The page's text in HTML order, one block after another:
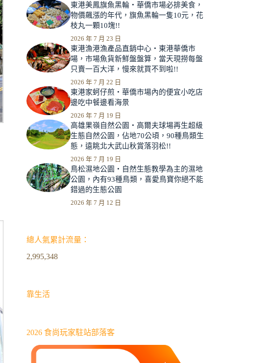
合
條
結
果
東港美鳳旗魚黑輪‧華僑市場必排美食，
物價飆漲的年代，旗魚黑輪一隻10元，花
枝丸一顆10塊!!
2026 年 7 月 23 日
東港漁港漁產品直銷中心‧東港華僑市
場，市場魚貨新鮮盤盤算，當天現撈每盤
只賣一百大洋，慢來就買不到啦!!
2026 年 7 月 22 日
東港家蚵仔煎‧華僑市場內的便宜小吃店
邊吃中餐邊看海景
2026 年 7 月 19 日
高雄果嶺自然公園‧高爾夫球場再生超級
生態自然公園，佔地70公頃，90種鳥類生
態，遠眺北大武山秋賞落羽松!!
2026 年 7 月 19 日
鳥松濕地公園‧自然生態教學為主的濕地
公園，內有93種鳥類，喜愛鳥寶你絕不能
錯過的生態公園
2026 年 7 月 12 日
總人氣累計流量：
2,995,348
靠生活
2026 食尚玩家駐站部落客